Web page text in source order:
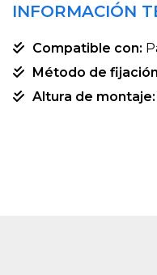
INFORMACIÓN
Compatible con:
Método de
Altura de montaje: